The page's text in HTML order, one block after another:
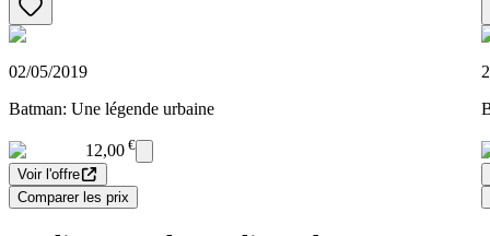
02/05/2019
Batman: Une légende urbaine
12,00 €
Voir l'offre
Comparer les prix